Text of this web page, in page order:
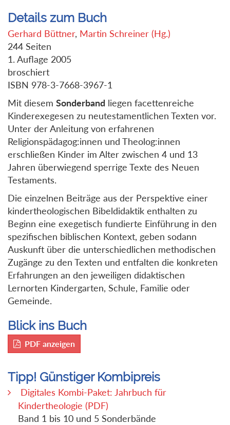
Details zum Buch
Gerhard Büttner, Martin Schreiner (Hg.)
244 Seiten
1. Auflage 2005
broschiert
ISBN 978-3-7668-3967-1
Mit diesem Sonderband liegen facettenreiche
Kinderexegesen zu neutestamentlichen Texten vor.
Unter der Anleitung von erfahrenen
Religionspädagog:innen und Theolog:innen
erschließen Kinder im Alter zwischen 4 und 13
Jahren überwiegend sperrige Texte des Neuen
Testaments.
Die einzelnen Beiträge aus der Perspektive einer
kindertheologischen Bibeldidaktik enthalten zu
Beginn eine exegetisch fundierte Einführung in den
spezifischen biblischen Kontext, geben sodann
Auskunft über die unterschiedlichen methodischen
Zugänge zu den Texten und entfalten die konkreten
Erfahrungen an den jeweiligen didaktischen
Lernorten Kindergarten, Schule, Familie oder
Gemeinde.
Blick ins Buch
PDF anzeigen
Tipp! Günstiger Kombipreis
Digitales Kombi-Paket: Jahrbuch für
Kindertheologie (PDF)
Band 1 bis 10 und 5 Sonderbände